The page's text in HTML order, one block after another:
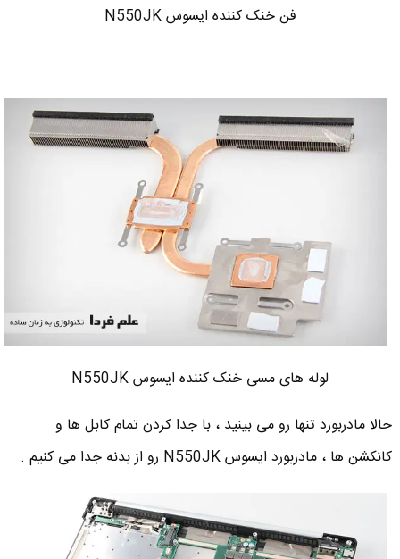
فن خنک کننده ایسوس N550JK
لوله های مسی خنک کننده ایسوس N550JK
حالا مادربورد تنها رو می بینید ، با جدا کردن تمام کابل ها و
کانکشن ها ، مادربورد ایسوس N550JK رو از بدنه جدا می کنیم .